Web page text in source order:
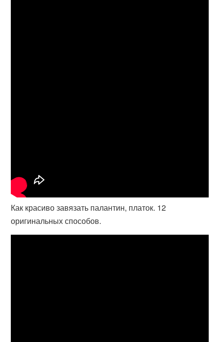
Как красиво завязать палантин, платок. 12
оригинальных способов.